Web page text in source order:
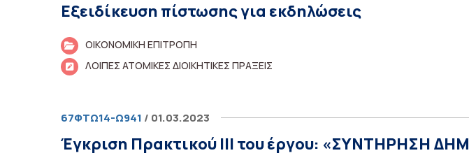
Εξειδίκευση πίστωσης για εκδηλώσεις
ΟΙΚΟΝΟΜΙΚΗ ΕΠΙΤΡΟΠΗ
ΛΟΙΠΕΣ ΑΤΟΜΙΚΕΣ ΔΙΟΙΚΗΤΙΚΕΣ ΠΡΑΞΕΙΣ
67ΦΤΩ14-Ω941 / 01.03.2023
Έγκριση Πρακτικού ΙΙΙ του έργου: «ΣΥΝΤΗΡΗΣΗ